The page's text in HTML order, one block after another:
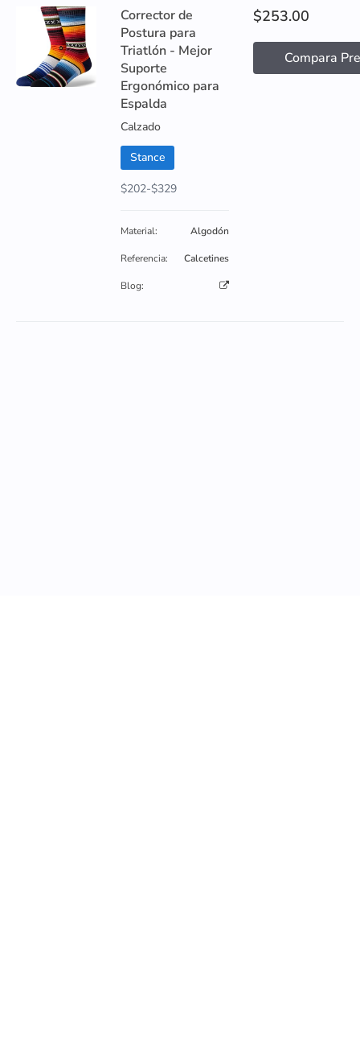
Corrector de
Postura para
Triatlón - Mejor
Suporte
Ergonómico para
Espalda
Calzado
Stance
$202-$329
Material: Algodón
Referencia: Calcetines
Blog:
$253.00
Compara